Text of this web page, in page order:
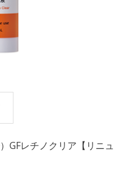
GFレチノクリア【リニュ